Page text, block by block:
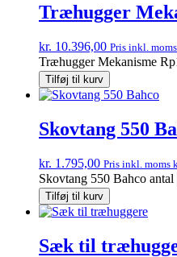
Træhugger
kr. 10.396,00 Pris inkl. moms
Træhugger Mekanisme
Tilføj til kurv
Skovtang 550
kr. 1.795,00 Pris inkl. moms
Skovtang 550 Bahco antal
Tilføj til kurv
Sæk til